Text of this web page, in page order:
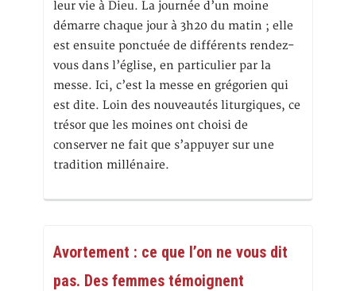
leur vie à Dieu. La journée d’un moine
démarre chaque jour à 3h20 du matin ; elle
est ensuite ponctuée de différents rendez-
vous dans l’église, en particulier par la
messe. Ici, c’est la messe en grégorien qui
est dite. Loin des nouveautés liturgiques, ce
trésor que les moines ont choisi de
conserver ne fait que s’appuyer sur une
tradition millénaire.
Avortement : ce que l’on ne vous dit
pas. Des femmes témoignent